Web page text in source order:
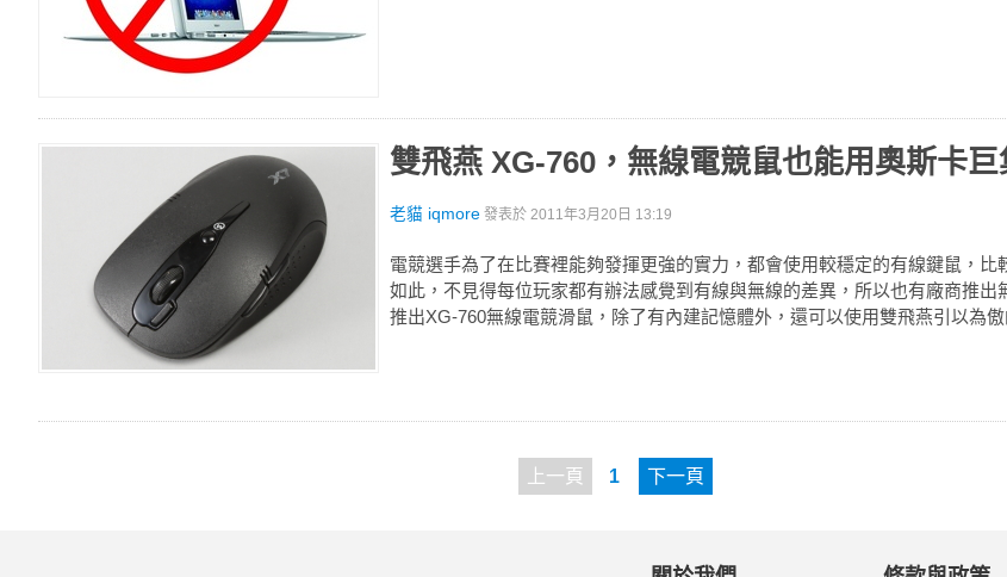
雙飛燕 XG-760，無線電競鼠也能用奧斯卡巨
老貓 iqmore 發表於 2011年3月20日 13:19
電競選手為了在比賽裡能夠發揮更強的實力，都會使用較穩定的有線鍵鼠，比
如此，不見得每位玩家都有辦法感覺到有線與無線的差異，所以也有廠商推出
推出XG-760無線電競滑鼠，除了有內建記憶體外，還可以使用雙飛燕引以為傲
上一頁 1 下一頁